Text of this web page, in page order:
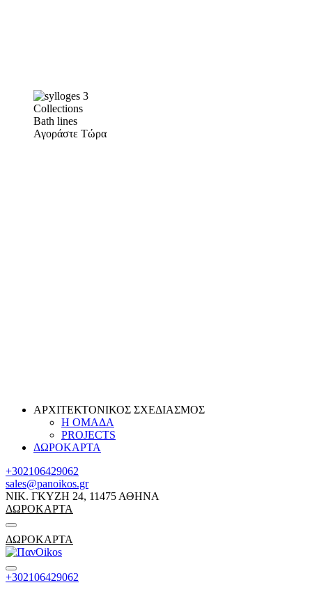
Collections
Bath lines
Αγοράστε Τώρα
ΑΡΧΙΤΕΚΤΟΝΙΚΟΣ ΣΧΕΔΙΑΣΜΟΣ
Η ΟΜΑΔΑ
PROJECTS
ΔΩΡΟΚΑΡΤΑ
+302106429062
sales@panoikos.gr
ΝΙΚ. ΓΚΥΖΗ 24, 11475 ΑΘΗΝΑ
ΔΩΡΟΚΑΡΤΑ
ΔΩΡΟΚΑΡΤΑ
+302106429062